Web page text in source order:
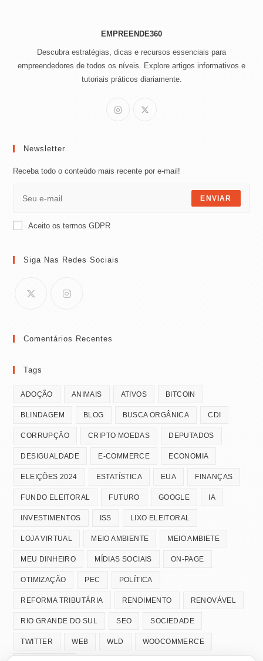
EMPREENDE360
Descubra estratégias, dicas e recursos essenciais para
empreendedores de todos os níveis. Explore artigos informativos e
tutoriais práticos diariamente.
Newsletter
Receba todo o conteúdo mais recente por e-mail!
ENVIAR
Aceito os termos GDPR
Siga Nas Redes Sociais
Comentários Recentes
Tags
ADOÇÃO ANIMAIS ATIVOS BITCOIN
BLINDAGEM BLOG BUSCA ORGÂNICA CDI
CORRUPÇÃO CRIPTO MOEDAS DEPUTADOS
DESIGUALDADE E-COMMERCE ECONOMIA
ELEIÇÕES 2024 ESTATÍSTICA EUA FINANÇAS
FUNDO ELEITORAL FUTURO GOOGLE IA
INVESTIMENTOS ISS LIXO ELEITORAL
LOJA VIRTUAL MEIO AMBIENTE MEIO AMBIETE
MEU DINHEIRO MÍDIAS SOCIAIS ON-PAGE
OTIMIZAÇÃO PEC POLÍTICA
REFORMA TRIBUTÁRIA RENDIMENTO RENOVÁVEL
RIO GRANDE DO SUL SEO SOCIEDADE
TWITTER WEB WLD WOOCOMMERCE